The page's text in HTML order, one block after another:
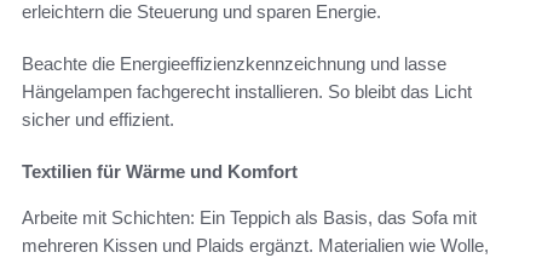
erleichtern die Steuerung und sparen Energie.
Beachte die Energieeffizienzkennzeichnung und lasse
Hängelampen fachgerecht installieren. So bleibt das Licht
sicher und effizient.
Textilien für Wärme und Komfort
Arbeite mit Schichten: Ein Teppich als Basis, das Sofa mit
mehreren Kissen und Plaids ergänzt. Materialien wie Wolle,